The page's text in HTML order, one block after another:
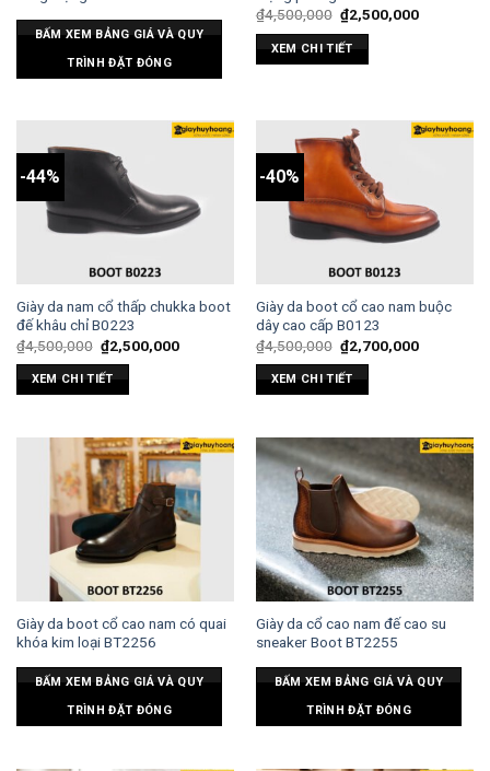
BẤM XEM BẢNG GIÁ VÀ QUY
TRÌNH ĐẶT ĐÓNG
₫4,500,000 ₫2,500,000
XEM CHI TIẾT
-44%
Giày da nam cổ thấp chukka boot
đế khâu chỉ B0223
₫4,500,000 ₫2,500,000
XEM CHI TIẾT
-40%
Giày da boot cổ cao nam buộc
dây cao cấp B0123
₫4,500,000 ₫2,700,000
XEM CHI TIẾT
Giày da boot cổ cao nam có quai
khóa kim loại BT2256
BẤM XEM BẢNG GIÁ VÀ QUY
TRÌNH ĐẶT ĐÓNG
Giày da cổ cao nam đế cao su
sneaker Boot BT2255
BẤM XEM BẢNG GIÁ VÀ QUY
TRÌNH ĐẶT ĐÓNG